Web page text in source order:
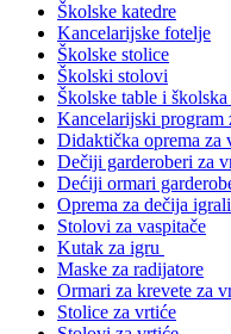
Školske katedre
Kancelarijske fotelje
Školske stolice
Školski stolovi
Školske table i školska
Kancelarijski program
Didaktička oprema za
Dečiji garderoberi za
Dećiji ormari
Oprema za dečija
Stolovi za vaspitače
Kutak za igru
Maske za radijatore
Ormari za krevete za
Stolice za vrtiće